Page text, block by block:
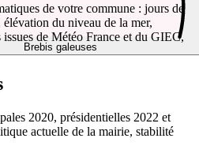
Brebis galeuses
de votre commune : jours de
du niveau de la mer,
issues de Météo France et du GIEC,
2020, présidentielles 2022 et
actuelle de la mairie, stabilité